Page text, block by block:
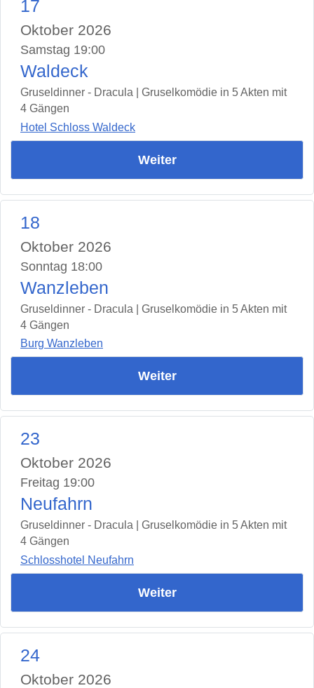
17
Oktober 2026
Samstag 19:00
Waldeck
Gruseldinner - Dracula | Gruselkomödie in 5 Akten mit
4 Gängen
Hotel Schloss Waldeck
Weiter
18
Oktober 2026
Sonntag 18:00
Wanzleben
Gruseldinner - Dracula | Gruselkomödie in 5 Akten mit
4 Gängen
Burg Wanzleben
Weiter
23
Oktober 2026
Freitag 19:00
Neufahrn
Gruseldinner - Dracula | Gruselkomödie in 5 Akten mit
4 Gängen
Schlosshotel Neufahrn
Weiter
24
Oktober 2026